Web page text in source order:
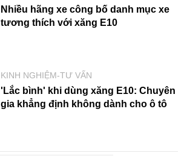
Nhiều hãng xe công bố danh mục xe
tương thích với xăng E10
KINH NGHIỆM-TƯ VẤN
'Lắc bình' khi dùng xăng E10: Chuyên
gia khẳng định không dành cho ô tô